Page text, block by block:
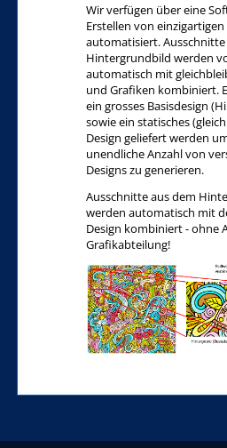
Wir verfügen über eine
Erstellen von einzigartigen
automatisiert. Ausschnitte
Hintergrundbild werden
automatisch mit
und Grafiken kombiniert.
ein grosses Basisdesign
sowie ein statisches
Design geliefert werden
unendliche Anzahl von
Designs zu generieren.
Ausschnitte aus dem
werden automatisch mit
Design kombiniert - ohne
Grafikabteilung!